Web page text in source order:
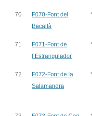
70
F070-Font del
Bacallà
71
F071-Font de
l’Estrangulador
72
F072-Font de la
Salamandra